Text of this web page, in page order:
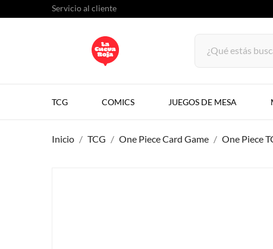
Servicio al cliente
TCG COMICS JUEGOS DE MESA
Inicio TCG One Piece Card Game One Piece